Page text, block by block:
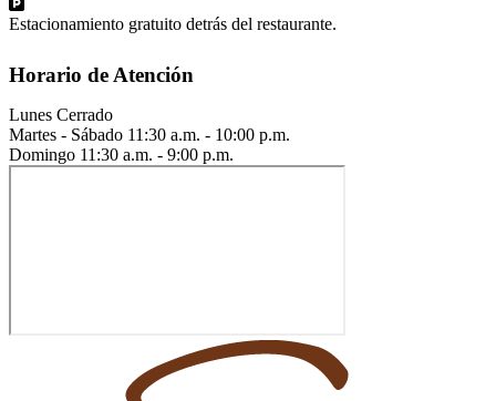
Estacionamiento gratuito detrás del restaurante.
Horario de Atención
Lunes Cerrado
Martes - Sábado 11:30 a.m. - 10:00 p.m.
Domingo 11:30 a.m. - 9:00 p.m.